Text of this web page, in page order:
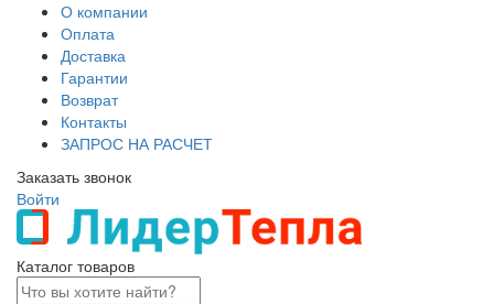
О компании
Оплата
Доставка
Гарантии
Возврат
Контакты
ЗАПРОС НА РАСЧЕТ
Заказать звонок
Войти
Каталог товаров